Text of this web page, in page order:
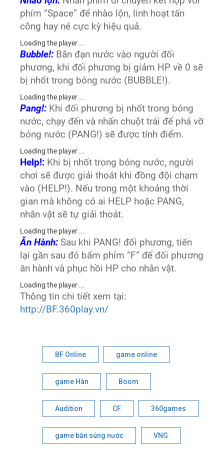
phím “Space” để nhào lộn, linh hoạt tấn
công hay né cực kỳ hiệu quả.
Loading the player ...
Bubble!: Bắn đạn nước vào người đối
phương, khi đối phương bị giảm HP về 0 sẽ
bị nhốt trong bóng nước (BUBBLE!).
Loading the player ...
Pang!: Khi đối phương bị nhốt trong bóng
nước, chạy đến và nhấn chuột trái để phá vỡ
bóng nước (PANG!) sẽ được tính điểm.
Loading the player ...
Help!: Khi bị nhốt trong bóng nước, người
chơi sẽ được giải thoát khi đồng đội chạm
vào (HELP!). Nếu trong một khoảng thời
gian mà không có ai HELP hoặc PANG,
nhân vật sẽ tự giải thoát.
Loading the player ...
Ăn Hành: Sau khi PANG! đối phương, tiến
lại gần sau đó bấm phím “F” để đối phương
ăn hành và phục hồi HP cho nhân vật.
Loading the player ...
Thông tin chi tiết xem tại:
http://BF.360play.vn/
BF Online game online
game Hàn Boom
Audition CF 360games
game bắn súng nước VNG